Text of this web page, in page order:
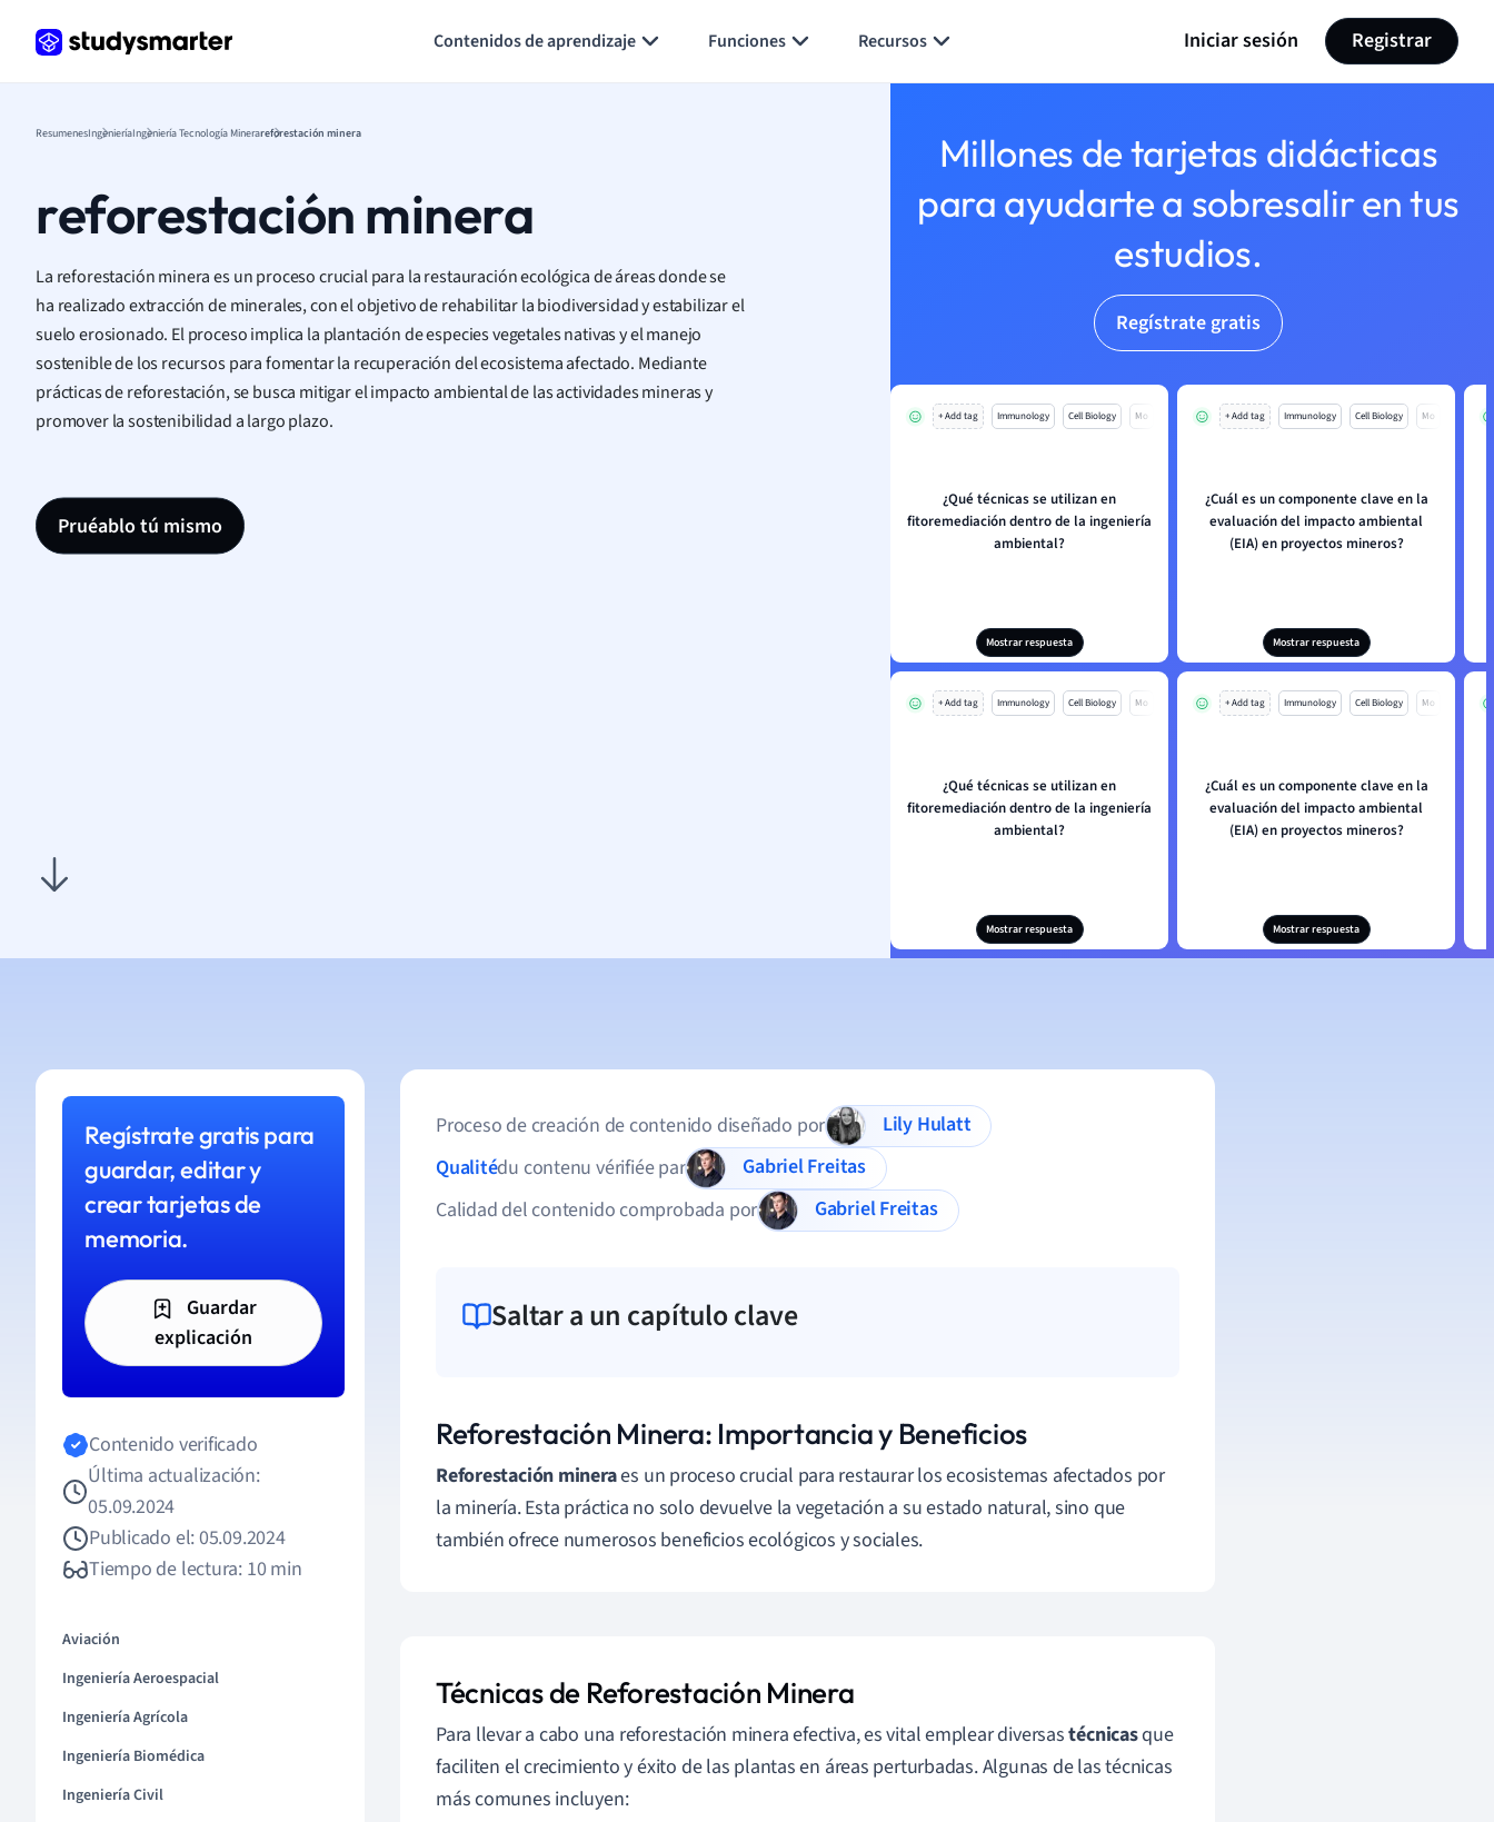
Contenidos de aprendizaje Funciones Recursos Iniciar sesión Registrar
ResumenesIngenieríaIngeniería Tecnología Minerareforestación minera
reforestación minera
La reforestación minera es un proceso crucial para la restauración ecológica de áreas donde se
ha realizado extracción de minerales, con el objetivo de rehabilitar la biodiversidad y estabilizar el
suelo erosionado. El proceso implica la plantación de especies vegetales nativas y el manejo
sostenible de los recursos para fomentar la recuperación del ecosistema afectado. Mediante
prácticas de reforestación, se busca mitigar el impacto ambiental de las actividades mineras y
promover la sostenibilidad a largo plazo.
Pruéablo tú mismo
Millones de tarjetas didácticas
para ayudarte a sobresalir en tus
estudios.
Regístrate gratis
+ Add tag Immunology Cell Biology Mo
¿Qué técnicas se utilizan en
fitoremediación dentro de la ingeniería
ambiental?
Mostrar respuesta
+ Add tag Immunology Cell Biology Mo
¿Cuál es un componente clave en la
evaluación del impacto ambiental
(EIA) en proyectos mineros?
Mostrar respuesta
+ Add tag Immunology Cell Biology Mo
¿Qué técnicas se utilizan en
fitoremediación dentro de la ingeniería
ambiental?
Mostrar respuesta
+ Add tag Immunology Cell Biology Mo
¿Cuál es un componente clave en la
evaluación del impacto ambiental
(EIA) en proyectos mineros?
Mostrar respuesta
Regístrate gratis para
guardar, editar y
crear tarjetas de
memoria.
Guardar
explicación
Contenido verificado
Última actualización:
05.09.2024
Publicado el: 05.09.2024
Tiempo de lectura: 10 min
Aviación
Ingeniería Aeroespacial
Ingeniería Agrícola
Ingeniería Biomédica
Ingeniería Civil
Proceso de creación de contenido diseñado por
Lily Hulatt
Qualitédu contenu vérifiée par
Gabriel Freitas
Calidad del contenido comprobada por
Gabriel Freitas
Saltar a un capítulo clave
Reforestación Minera: Importancia y Beneficios
Reforestación mineraes un proceso crucial para restaurar los ecosistemas afectados por
la minería. Esta práctica no solo devuelve la vegetación a su estado natural, sino que
también ofrece numerosos beneficios ecológicos y sociales.
Técnicas de Reforestación Minera
Para llevar a cabo una reforestación minera efectiva, es vital emplear diversastécnicasque
faciliten el crecimiento y éxito de las plantas en áreas perturbadas. Algunas de las técnicas
más comunes incluyen: